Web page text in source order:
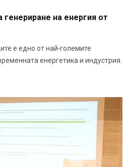
на енергия от
е едно от най-големите
енергетика и индустрия.